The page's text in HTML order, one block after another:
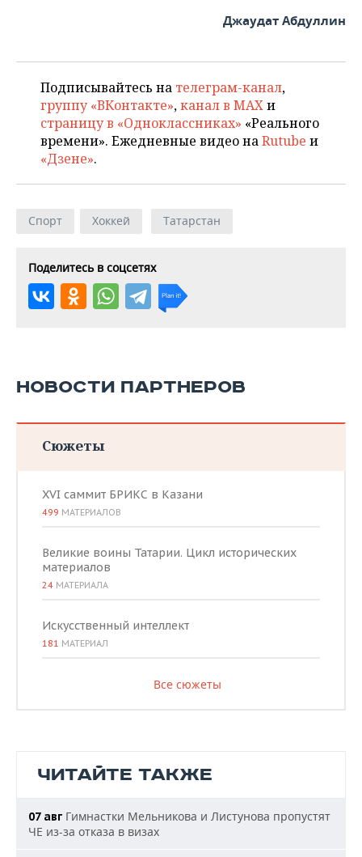
Джаудат Абдуллин
Подписывайтесь на телеграм-канал,
группу «ВКонтакте»,канал в MAXи
страницу в «Одноклассниках» «Реального
времени». Ежедневные видео наRutube и
«Дзене».
Спорт Хоккей Татарстан
Поделитесь в соцсетях
НОВОСТИ ПАРТНЕРОВ
Сюжеты
XVI саммит БРИКС в Казани
499 МАТЕРИАЛОВ
Великие воины Татарии. Цикл исторических
материалов
24 МАТЕРИАЛА
Искусственный интеллект
181 МАТЕРИАЛ
Все сюжеты
ЧИТАЙТЕ ТАКЖЕ
07 авг Гимнастки Мельникова и Листунова пропустят
ЧЕ из-за отказа в визах